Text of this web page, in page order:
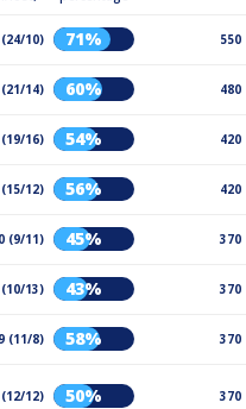
10) 71% 550
14) 60% 480
16) 54% 420
(15/12) 56% 420
(9/11) 45% 370
(10/13) 43% 370
(11/8) 58% 370
(12/12) 50% 370